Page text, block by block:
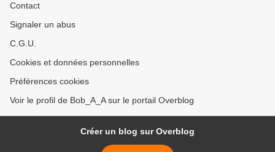
Contact
Signaler un abus
C.G.U.
Cookies et données personnelles
Préférences cookies
Voir le profil de Bob_A_A sur le portail Overblog
Créer un blog sur Overblog